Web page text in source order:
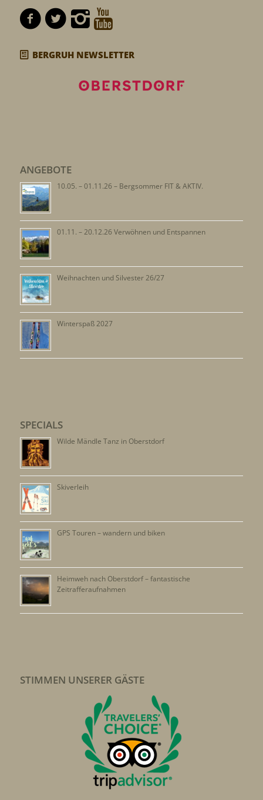
BERGRUH NEWSLETTER
ANGEBOTE
10.05. – 01.11.26 – Bergsommer FIT & AKTIV.
01.11. – 20.12.26 Verwöhnen und Entspannen
Weihnachten und Silvester 26/27
Winterspaß 2027
SPECIALS
Wilde Mändle Tanz in Oberstdorf
Skiverleih
GPS Touren – wandern und biken
Heimweh nach Oberstdorf – fantastische
Zeitrafferaufnahmen
STIMMEN UNSERER GÄSTE